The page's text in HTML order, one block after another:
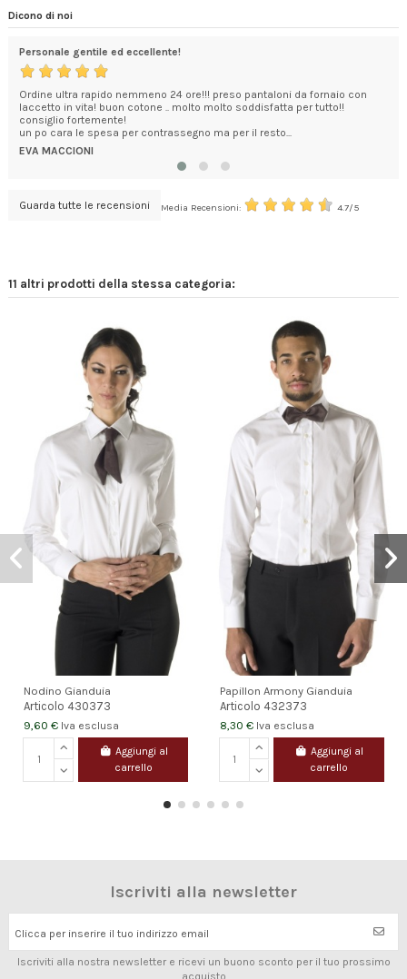
Dicono di noi
Personale gentile ed eccellente!
Ordine ultra rapido nemmeno 24 ore!!! preso pantaloni da fornaio con
laccetto in vita! buon cotone .. molto molto soddisfatta per tutto!!
consiglio fortemente!
un po cara le spesa per contrassegno ma per il resto...
EVA MACCIONI
Guarda tutte le recensioni Media Recensioni: 4.7/5
11 altri prodotti della stessa categoria:
Nodino Gianduia
Articolo 430373
9,60 € Iva esclusa
Aggiungi al
carrello
Papillon Armony Gianduia
Articolo 432373
8,30 € Iva esclusa
Aggiungi al
carrello
Iscriviti alla newsletter
Clicca per inserire il tuo indirizzo email
Iscriviti alla nostra newsletter e ricevi un buono sconto per il tuo prossimo
acquisto